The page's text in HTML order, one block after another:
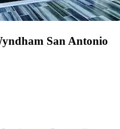
San Antonio